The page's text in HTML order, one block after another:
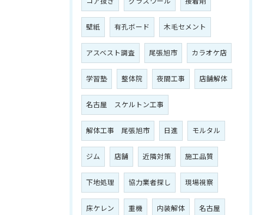
壁紙 有孔ボード 木毛セメント
アスベスト調査 尾張旭市 カラオケ店
学習塾 整体院 夜間工事 店舗解体
名古屋 スケルトン工事
解体工事 尾張旭市 日進 モルタル
ジム 店舗 近隣対策 施工品質
下地処理 協力業者探し 現場視察
床ケレン 重機 内装解体 名古屋